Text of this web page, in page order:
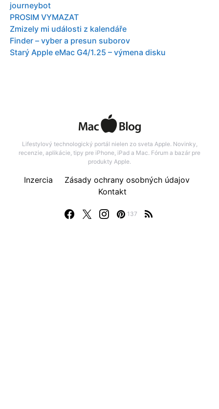
journeybot
PROSIM VYMAZAT
Zmizely mi události z kalendáře
Finder – vyber a presun suborov
Starý Apple eMac G4/1.25 – výmena disku
Lifestylový technologický portál nielen zo sveta Apple. Novinky,
recenzie, aplikácie, tipy pre iPhone, iPad a Mac. Fórum a bazár pre
produkty Apple.
137
Inzercia
Zásady ochrany osobných údajov
Kontakt